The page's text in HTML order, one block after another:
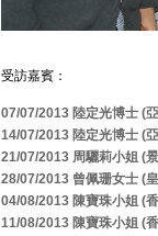
受訪嘉賓：
07/07/2013 陸定光博士 (
14/07/2013 陸定光博士 (
21/07/2013 周驪莉小姐 (
28/07/2013 曾佩珊女士 (
04/08/2013 陳寶珠小姐 (
11/08/2013 陳寶珠小姐 (